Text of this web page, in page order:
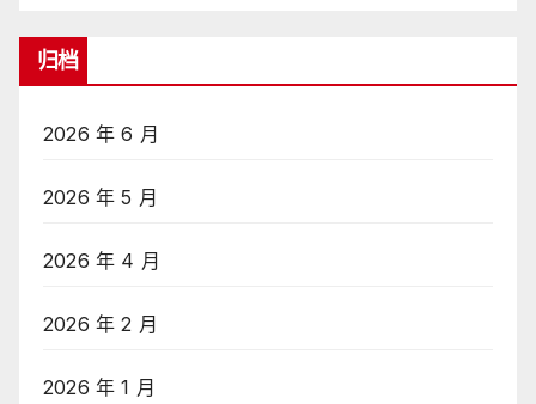
归档
2026 年 6 月
2026 年 5 月
2026 年 4 月
2026 年 2 月
2026 年 1 月